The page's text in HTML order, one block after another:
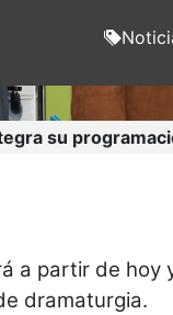
su
a partir de hoy
dramaturgia.